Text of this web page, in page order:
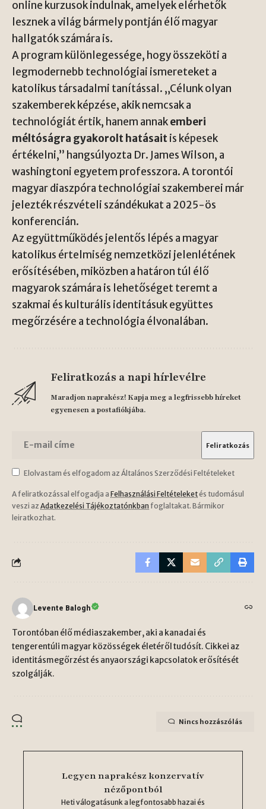
online kurzusok indulnak, amelyek elérhetők
lesznek a világ bármely pontján élő magyar
hallgatók számára is.
A program különlegessége, hogy összeköti a
legmodernebb technológiai ismereteket a
katolikus társadalmi tanítással. „Célunk olyan
szakemberek képzése, akik nemcsak a
technológiát értik, hanem annakemberi
méltóságra gyakorolt hatásaitis képesek
értékelni,” hangsúlyozta Dr. James Wilson, a
washingtoni egyetem professzora. A torontói
magyar diaszpóra technológiai szakemberei már
jelezték részvételi szándékukat a 2025-ös
konferencián.
Az együttműködés jelentős lépés a magyar
katolikus értelmiség nemzetközi jelenlétének
erősítésében, miközben a határon túl élő
magyarok számára is lehetőséget teremt a
szakmai és kulturális identitásuk együttes
megőrzésére a technológia élvonalában.
Feliratkozás a napi hírlevélre
Maradjon naprakész! Kapja meg a legfrissebb híreket
egyenesen a postafiókjába.
Elolvastam és elfogadom az Általános Szerződési Feltételeket
A feliratkozással elfogadja a Felhasználási Feltételeketés tudomásul
veszi az Adatkezelési Tájékoztatónkban foglaltakat. Bármikor
leiratkozhat.
Levente Balogh
Torontóban élő médiaszakember, aki a kanadai és
tengerentúli magyar közösségek életéről tudósít. Cikkei az
identitásmegőrzést és anyaországi kapcsolatok erősítését
szolgálják.
Nincs hozzászólás
Legyen naprakész konzervatív
nézőpontból
Heti válogatásunk a legfontosabb hazai és